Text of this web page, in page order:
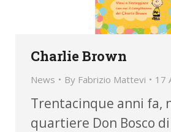
Charlie Brown
News By Fabrizio Mattevi 17
Trentacinque anni fa,
quartiere Don Bosco